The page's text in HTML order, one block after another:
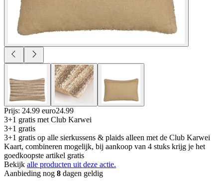
Prijs: 24.99 euro24.99
3+1 gratis met Club Karwei
3+1 gratis
3+1 gratis op alle sierkussens & plaids alleen met de Club Karwei
Kaart, combineren mogelijk, bij aankoop van 4 stuks krijg je het
goedkoopste artikel gratis
Bekijk alle producten uit deze actie.
Aanbieding nog 8 dagen geldig